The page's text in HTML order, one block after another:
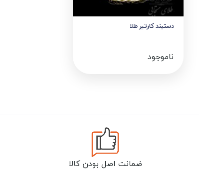
دستبند کارتیر طلا
ناموجود
ضمانت اصل بودن کالا